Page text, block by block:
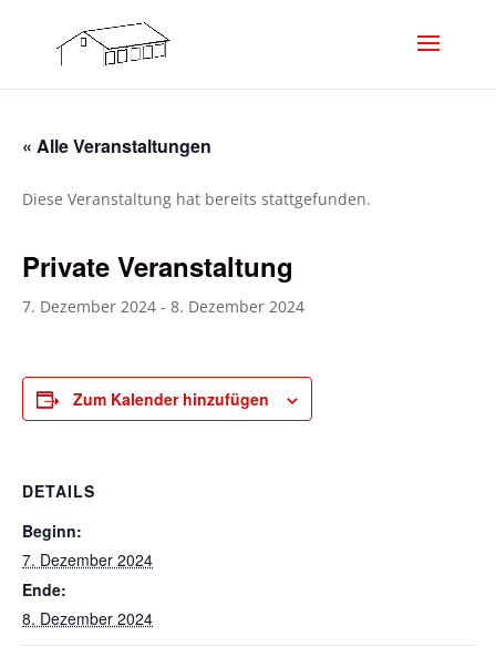
« Alle Veranstaltungen
Diese Veranstaltung hat bereits stattgefunden.
Private Veranstaltung
7. Dezember 2024 - 8. Dezember 2024
Zum Kalender hinzufügen
DETAILS
Beginn:
7. Dezember 2024
Ende:
8. Dezember 2024